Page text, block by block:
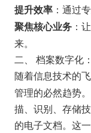
提升效率：通过
聚焦核心业务：
来。
二、 档案数字化
随着信息技术的
管理的必然趋势
描、识别、存储
的电子文档。这